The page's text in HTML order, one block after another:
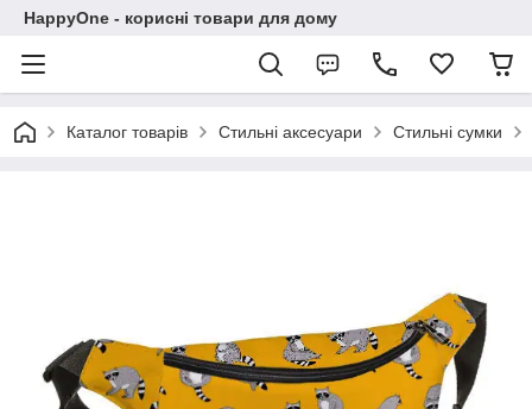
HappyOne - корисні товари для дому
Каталог товарів Стильні аксесуари Стильні сумки